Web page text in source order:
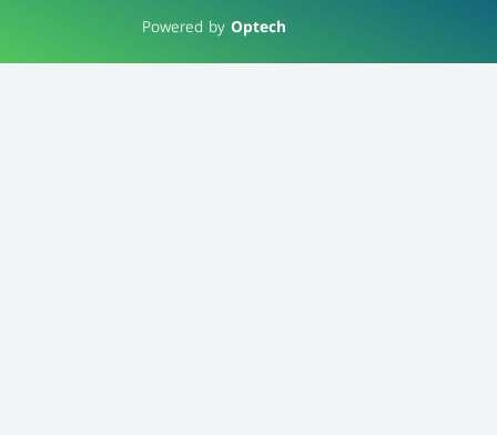
Powered byOptech